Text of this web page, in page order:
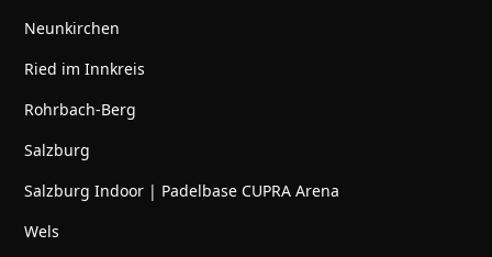
Neunkirchen
Ried im Innkreis
Rohrbach-Berg
Salzburg
Salzburg Indoor | Padelbase CUPRA Arena
Wels